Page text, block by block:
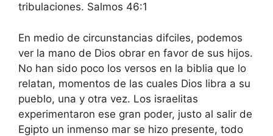
tribulaciones. Salmos 46:1
En medio de circunstancias difciles, podemos
ver la mano de Dios obrar en favor de sus hijos.
No han sido poco los versos en la biblia que lo
relatan, momentos de las cuales Dios libra a su
pueblo, una y otra vez. Los israelitas
experimentaron ese gran poder, justo al salir de
Egipto un inmenso mar se hizo presente, todo